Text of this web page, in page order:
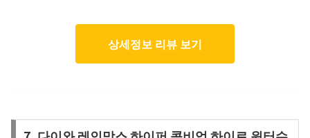
상세정보 리뷰 보기